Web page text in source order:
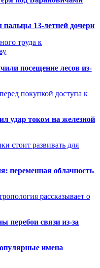
пальцы 13-летней дочери
труда к
посещение лесов из-
покупкой доступа к
удар током на железной
стоит развивать для
переменная облачность
рассказывает о
перебои связи из-за
имена